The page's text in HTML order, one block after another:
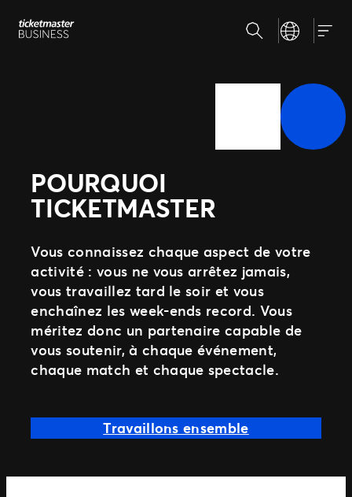
Aller
auNos solutions
Expérience fan
Proposer les meilleurs services à vos fans
Nos clients
RechercheSelect your
POURQUOI
TICKETMASTER
Vous connaissez chaque aspect de votre
activité : vous ne vous arrêtez jamais,
vous travaillez tard le soir et vous
enchaînez les week-ends record. Vous
méritez donc un partenaire capable de
vous soutenir, à chaque événement,
chaque match et chaque spectacle.
Travaillons ensemble